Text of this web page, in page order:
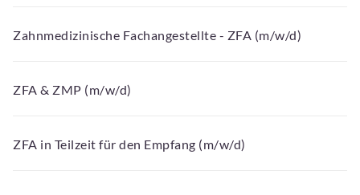
Zahnmedizinische Fachangestellte - ZFA (m/w/d)
ZFA & ZMP (m/w/d)
ZFA in Teilzeit für den Empfang (m/w/d)